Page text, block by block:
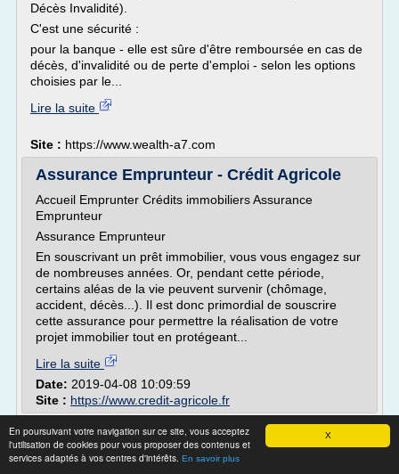
X
En poursuivant votre navigation sur ce site, vous acceptez
l'utilisation de cookies pour vous proposer des contenus et
services adaptés à vos centres d'intérêts. En savoir plus
Décès Invalidité).
C'est une sécurité :
pour la banque - elle est sûre d'être remboursée en cas de
décès, d'invalidité ou de perte d'emploi - selon les options
choisies par le...
Lire la suite
Site : https://www.wealth-a7.com
Assurance Emprunteur - Crédit Agricole
Accueil Emprunter Crédits immobiliers Assurance
Emprunteur
Assurance Emprunteur
En souscrivant un prêt immobilier, vous vous engagez sur
de nombreuses années. Or, pendant cette période,
certains aléas de la vie peuvent survenir (chômage,
accident, décès...). Il est donc primordial de souscrire
cette assurance pour permettre la réalisation de votre
projet immobilier tout en protégeant...
Lire la suite
Date: 2019-04-08 10:09:59
Site : https://www.credit-agricole.fr
Assurance Emprunteur : une Nouvelle Taxe
en 2019